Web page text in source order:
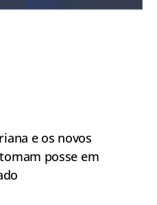
e os novos
posse em